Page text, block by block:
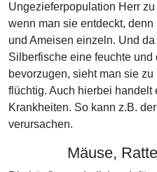
Ungezieferpopulation Herr
wenn man sie entdeckt,
und Ameisen einzeln. Und
Silberfische eine feuchte und
bevorzugen, sieht man sie
flüchtig. Auch hierbei handelt
Krankheiten. So kann z.B.
verursachen.
Mäuse,